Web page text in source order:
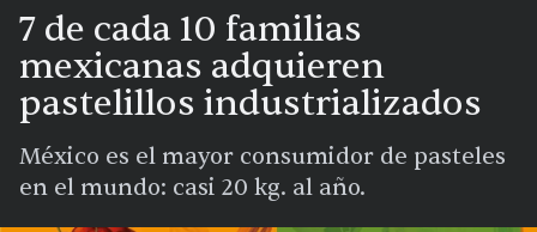
7 de cada 10 familias
mexicanas adquieren
pastelillos industrializados
México es el mayor consumidor de pasteles
en el mundo: casi 20 kg. al año.